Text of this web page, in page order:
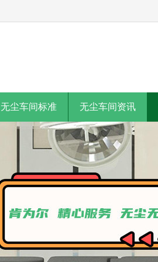
无尘车间标准 无尘车间资讯